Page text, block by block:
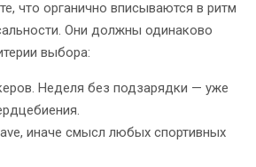
что органично вписываются в ритм
Они должны одинаково
выбора:
Неделя без подзарядки — уже
иначе смысл любых спортивных